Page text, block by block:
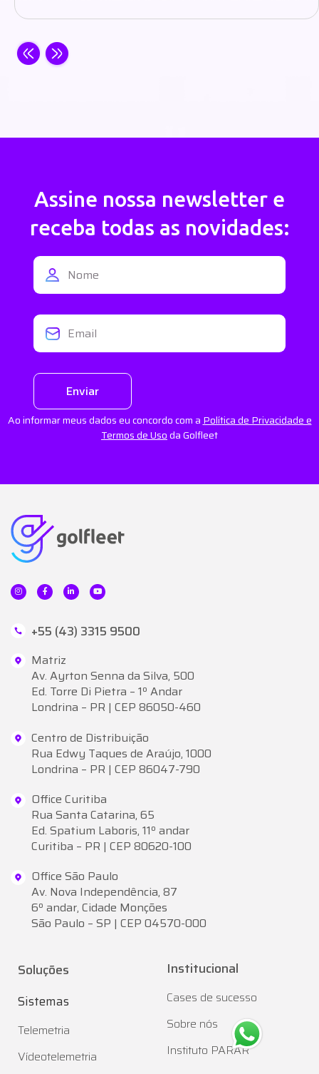
Assine nossa newsletter e
receba todas as novidades:
Enviar
Ao informar meus dados eu concordo com a Política de Privacidade e
Termos de Usoda Golfleet
+55 (43) 3315 9500
Matriz
Av. Ayrton Senna da Silva, 500
Ed. Torre Di Pietra – 1º Andar
Londrina – PR | CEP 86050-460
Centro de Distribuição
Rua Edwy Taques de Araújo, 1000
Londrina – PR | CEP 86047-790
Office Curitiba
Rua Santa Catarina, 65
Ed. Spatium Laboris, 11º andar
Curitiba – PR | CEP 80620-100
Office São Paulo
Av. Nova Independência, 87
6º andar, Cidade Monções
São Paulo – SP | CEP 04570-000
Soluções
Sistemas
Telemetria
Vídeotelemetria
Institucional
Cases de sucesso
Sobre nós
Instituto PARAR